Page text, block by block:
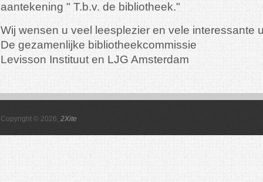
aantekening " T.b.v. de bibliotheek."
Wij wensen u veel leesplezier en vele interessante
De gezamenlijke bibliotheekcommissie
Levisson Instituut en LJG Amsterdam
Copyright © 2026, 2Xite